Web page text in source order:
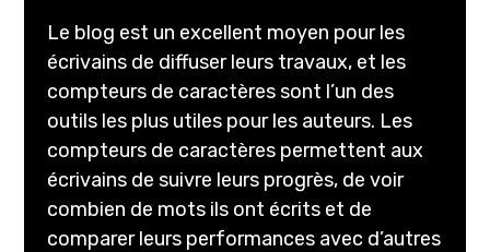
Le blog est un excellent moyen pour les
écrivains de diffuser leurs travaux, et les
compteurs de caractères sont l’un des
outils les plus utiles pour les auteurs. Les
compteurs de caractères permettent aux
écrivains de suivre leurs progrès, de voir
combien de mots ils ont écrits et de
comparer leurs performances avec d’autres